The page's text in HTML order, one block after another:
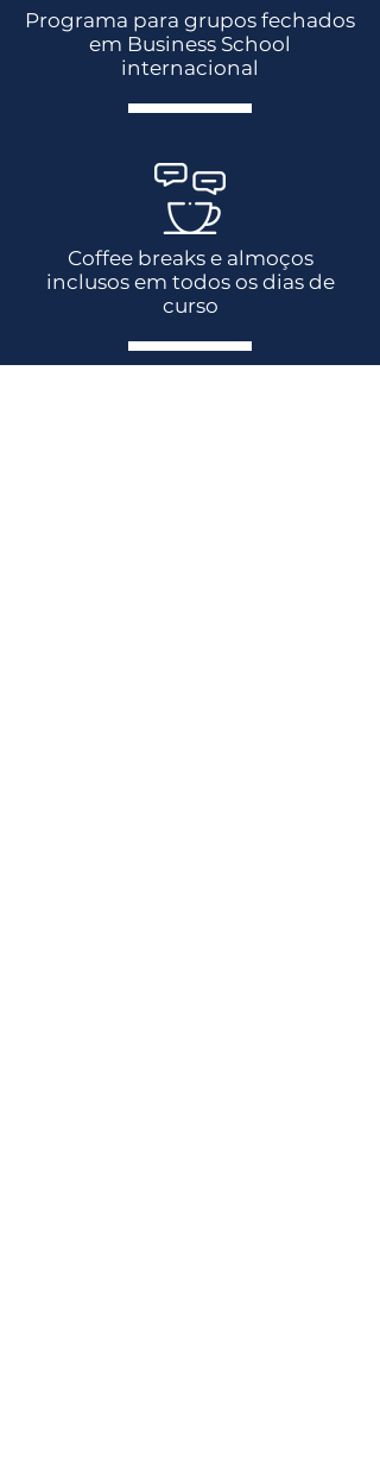
Programa para grupos fechados
em Business School
internacional
Coffee breaks e almoços
inclusos em todos os dias de
curso